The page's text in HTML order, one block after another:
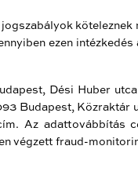
ezen
Dési Huber
Budapest, Közraktár
Az adattovábbítás
végzett fraud-